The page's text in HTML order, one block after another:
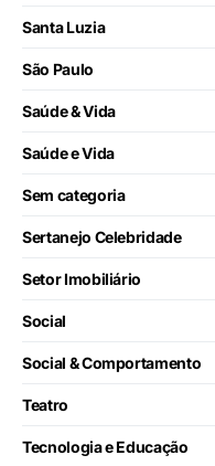
Santa Luzia
São Paulo
Saúde & Vida
Saúde e Vida
Sem categoria
Sertanejo Celebridade
Setor Imobiliário
Social
Social & Comportamento
Teatro
Tecnologia e Educação